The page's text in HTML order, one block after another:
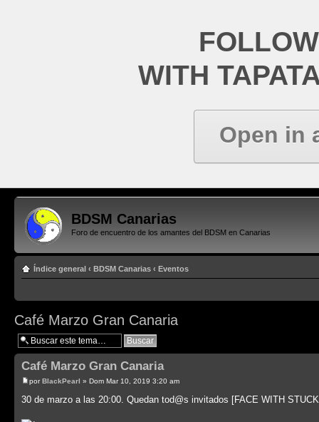
WITH
Open in
BDSM Canarias
Foro de encuentro de los amantes del BDSM en Canarias
Índice general ‹ BDSM Canarias ‹ Eventos
Café Marzo Gran Canaria
Café Marzo Gran Canaria
porBlackPearl » Dom Mar 10, 2019 3:20 am
30 de marzo a las 20:00. Quedan tod@s invitados [FACE WITH